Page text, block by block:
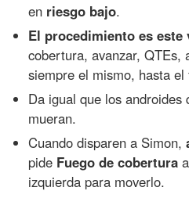
en riesgo bajo.
El procedimiento es este
cobertura, avanzar, QTEs,
siempre el mismo, hasta el
Da igual que los
mueran.
Cuando disparen a Simon,
pide Fuego de cobertura
izquierda para moverlo.